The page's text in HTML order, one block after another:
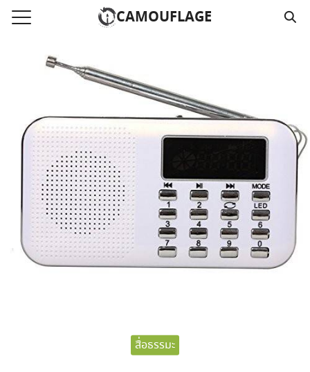
Skip
CAMOUFLAGE
ามคลิปเสียงธรรม
หลด MP3
งสือออนไลน์
สื่อธรรมะ